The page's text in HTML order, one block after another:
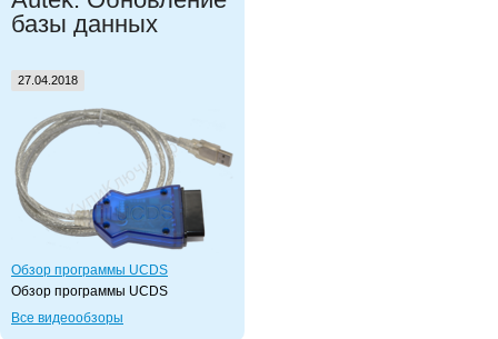
базы данных
27.04.2018
Обзор программы UCDS
Обзор программы UCDS
Все видеообзоры